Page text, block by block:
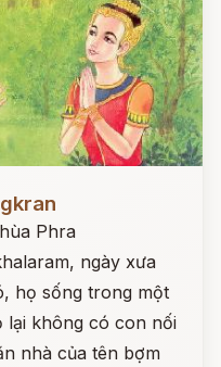
Phra
ngày xưa
họ sống trong một
lại không có con nối
nhà của tên bợm